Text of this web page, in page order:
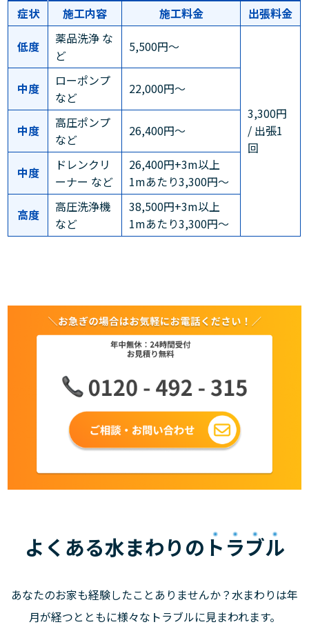
症状
施工内容 施工料金
出張料金
低度
薬品洗浄 な
ど
5,500円～
3,300円
/ 出張1
回
中度
ローポンプ
など
22,000円～
中度
高圧ポンプ
など
26,400円～
中度
ドレンクリ
ーナー など
26,400円+3m以上
1mあたり3,300円～
高度
高圧洗浄機
など
38,500円+3m以上
1mあたり3,300円～
よくある水まわりの トラブル
あなたのお家も経験したことありませんか？水まわりは年
月が経つとともに様々なトラブルに見まわれます。